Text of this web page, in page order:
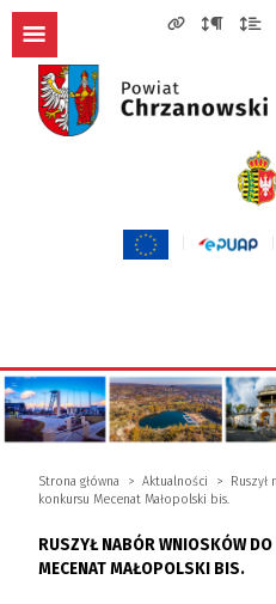
Strona główna Aktualności
konkursu Mecenat Małopolski bis.
RUSZYŁ NABÓR WNIOSKÓW DO
MECENAT MAŁOPOLSKI BIS.